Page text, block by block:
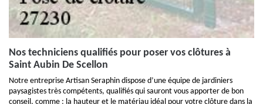
Nos techniciens qualifiés pour poser vos clôtures à
Saint Aubin De Scellon
Notre entreprise Artisan Seraphin dispose d’une équipe de jardiniers
paysagistes très compétents, qualifiés qui sauront vous apporter de bon
conseil, comme : la hauteur et le matériau idéal pour votre clôture dans la